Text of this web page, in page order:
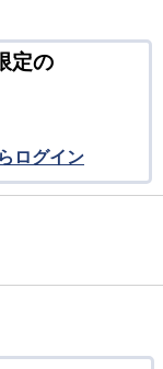
定の
ログイン